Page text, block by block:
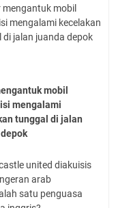
mobil
mengalami
tunggal di jalan